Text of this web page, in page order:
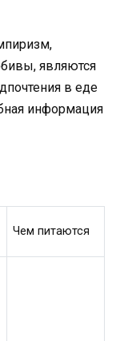
являются
в еде
информация
Чем питаются